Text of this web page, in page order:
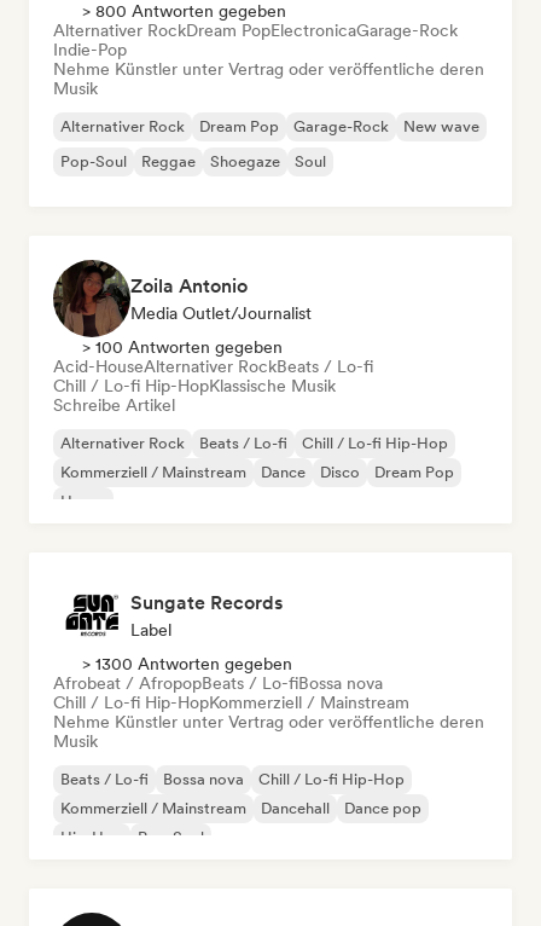
> 800 Antworten gegeben
Alternativer RockDream PopElectronicaGarage-Rock
Indie-Pop
Nehme Künstler unter Vertrag oder veröffentliche deren
Musik
Alternativer Rock Dream Pop Garage-Rock
New wave
Pop-Soul
Reggae Shoegaze Soul
Zoila Antonio
Media Outlet/Journalist
> 100 Antworten gegeben
Acid-HouseAlternativer RockBeats / Lo-fi
Chill / Lo-fi Hip-HopKlassische Musik
Schreibe Artikel
Alternativer Rock Beats / Lo-fi
Chill / Lo-fi Hip-Hop
Kommerziell / Mainstream
Dance Disco
Dream Pop
House
Sungate Records
Label
> 1300 Antworten gegeben
Afrobeat / AfropopBeats / Lo-fiBossa nova
Chill / Lo-fi Hip-HopKommerziell / Mainstream
Nehme Künstler unter Vertrag oder veröffentliche deren
Musik
Beats / Lo-fi Bossa nova
Chill / Lo-fi Hip-Hop
Kommerziell / Mainstream
Dancehall
Dance pop
Hip-Hop
Pop-Soul